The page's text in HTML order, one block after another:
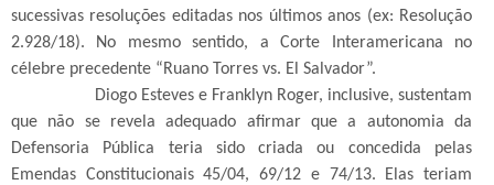
sucessivas resoluções editadas nos últimos anos (ex: Resolução
2.928/18). No mesmo sentido, a Corte Interamericana no
célebre precedente “Ruano Torres vs. El Salvador”.
Diogo Esteves e Franklyn Roger, inclusive, sustentam
que não se revela adequado afirmar que a autonomia da
Defensoria Pública teria sido criada ou concedida pelas
Emendas Constitucionais 45/04, 69/12 e 74/13. Elas teriam